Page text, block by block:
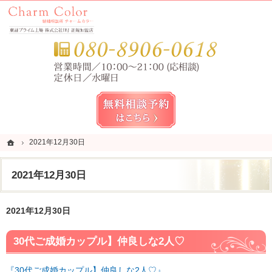
ホーム
2021年12月30日
2021年12月30日
錦糸町・亀戸・平井の結婚相談所なら当相談所へ。
錦糸町・亀戸・平井の結婚相談所なら短期成婚を目指すCharm Color (チャームカラー)
2021年12月30日
30代ご成婚カップル】仲良しな2人♡
ホーム
2021年12月30日